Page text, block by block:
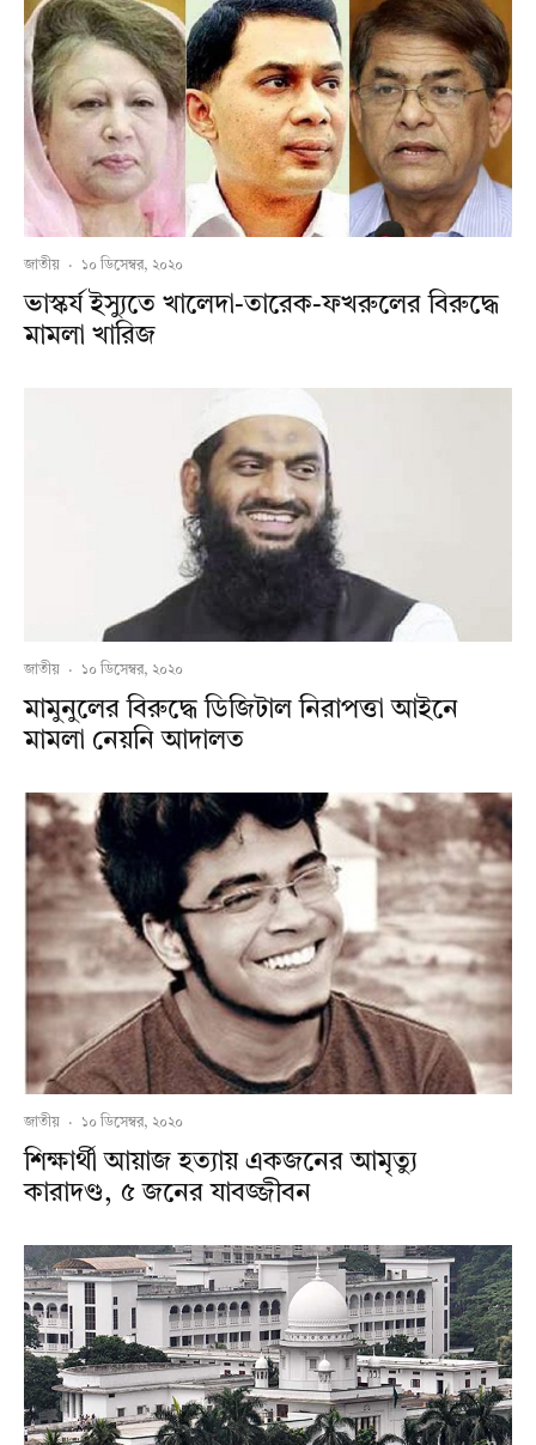
জাতীয় · ১০ ডিসেম্বর, ২০২০
ভাস্কর্য ইস্যুতে খালেদা-তারেক-ফখরুলের বিরুদ্ধে
মামলা খারিজ
জাতীয় · ১০ ডিসেম্বর, ২০২০
মামুনুলের বিরুদ্ধে ডিজিটাল নিরাপত্তা আইনে
মামলা নেয়নি আদালত
জাতীয় · ১০ ডিসেম্বর, ২০২০
শিক্ষার্থী আয়াজ হত্যায় একজনের আমৃত্যু
কারাদণ্ড, ৫ জনের যাবজ্জীবন